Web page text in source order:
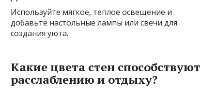
Используйте мягкое, теплое освещение и
добавьте настольные лампы или свечи для
создания уюта.
Какие цвета стен способствуют
расслаблению и отдыху?